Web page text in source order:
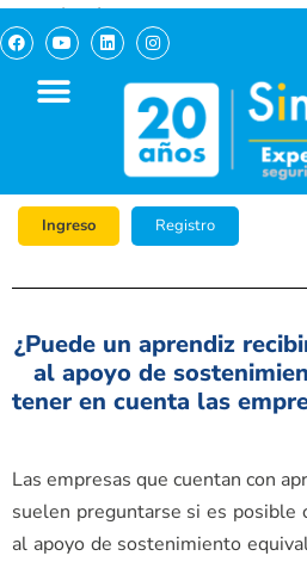
pagosimple.com
Ingreso Registro
¿Puede un aprendiz
al apoyo de
tener en cuenta las
Las empresas que cuentan con
suelen preguntarse si es posible
al apoyo de sostenimiento